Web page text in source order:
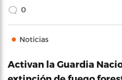
0
Noticias
Activan la Guardia